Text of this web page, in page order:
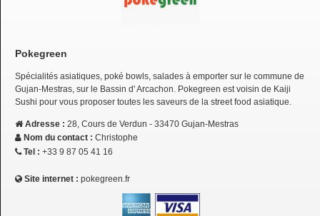
Pokegreen
Spécialités asiatiques, poké bowls, salades à emporter sur le commune de
Gujan-Mestras, sur le Bassin d' Arcachon. Pokegreen est voisin de Kaiji
Sushi pour vous proposer toutes les saveurs de la street food asiatique.
Adresse : 28, Cours de Verdun - 33470 Gujan-Mestras
Nom du contact : Christophe
Tel : +33 9 87 05 41 16
Site internet : pokegreen.fr